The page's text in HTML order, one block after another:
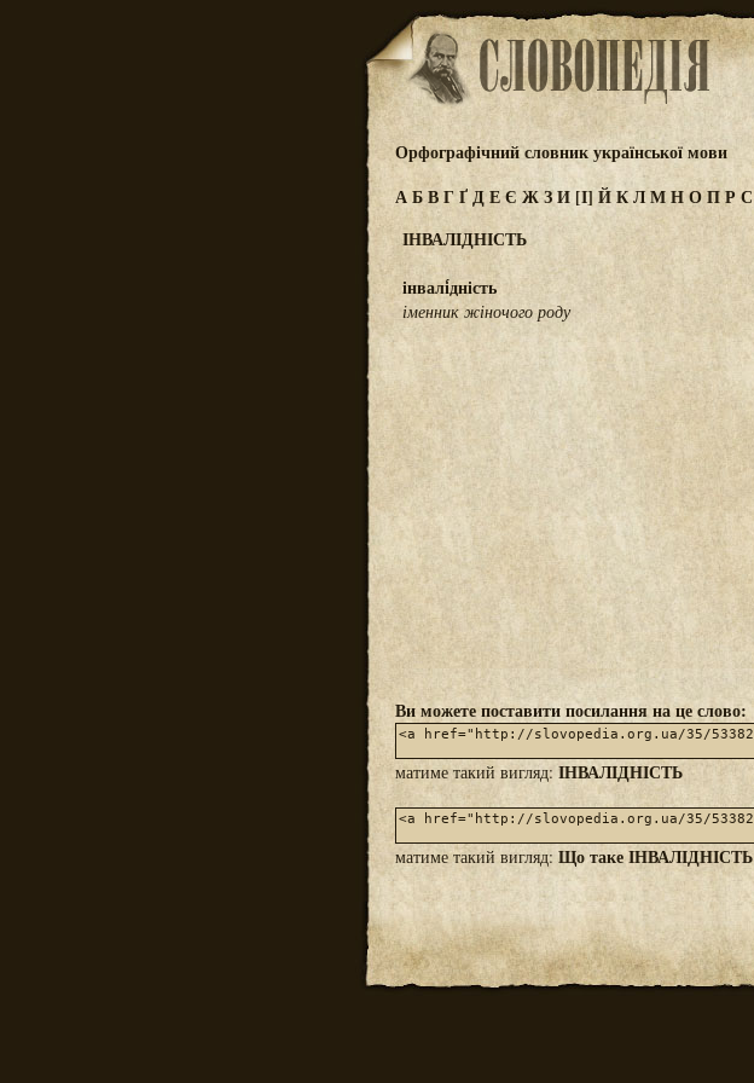
Орфографічний словник української мови
АБВГҐДЕЄ ЖЗИ [І] ЙКЛМНОПРС
ІНВАЛІДНІСТЬ
інвалі́дність
іменник жіночого роду
Ви можете поставити посилання на це слово:
матиме такий вигляд: ІНВАЛІДНІСТЬ
матиме такий вигляд: Що таке ІНВАЛІДНІСТЬ